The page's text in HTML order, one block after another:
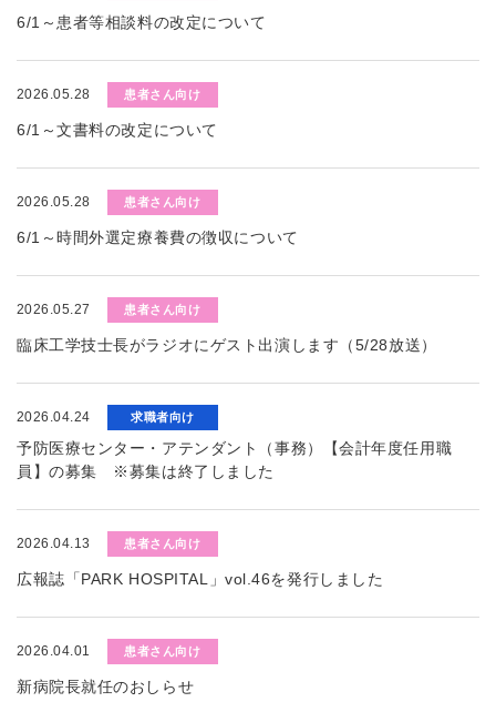
6/1～患者等相談料の改定について
2026.05.28 患者さん向け
6/1～文書料の改定について
2026.05.28 患者さん向け
6/1～時間外選定療養費の徴収について
2026.05.27 患者さん向け
臨床工学技士長がラジオにゲスト出演します（5/28放送）
2026.04.24 求職者向け
予防医療センター・アテンダント（事務）【会計年度任用職
員】の募集 ※募集は終了しました
2026.04.13 患者さん向け
広報誌「PARK HOSPITAL」vol.46を発行しました
2026.04.01 患者さん向け
新病院長就任のおしらせ